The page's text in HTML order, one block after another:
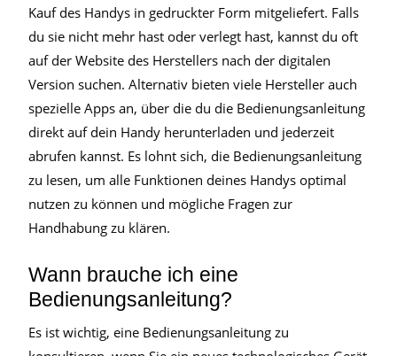
Kauf des Handys in gedruckter Form mitgeliefert. Falls
du sie nicht mehr hast oder verlegt hast, kannst du oft
auf der Website des Herstellers nach der digitalen
Version suchen. Alternativ bieten viele Hersteller auch
spezielle Apps an, über die du die Bedienungsanleitung
direkt auf dein Handy herunterladen und jederzeit
abrufen kannst. Es lohnt sich, die Bedienungsanleitung
zu lesen, um alle Funktionen deines Handys optimal
nutzen zu können und mögliche Fragen zur
Handhabung zu klären.
Wann brauche ich eine
Bedienungsanleitung?
Es ist wichtig, eine Bedienungsanleitung zu